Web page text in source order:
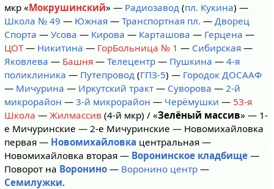
мкр «Мокрушинский» — Радиозавод (пл. Кукина) —
Школа № 49 — Южная— Транспортная пл. — Дворец
Спорта — Усова — Кирова — Карташова — Герцена —
ЦОТ— Никитина — ГорБольница № 1 — Сибирская—
Яковлева — Башня— Телецентр— Пушкина — 4-я
поликлиника — Путепровод (ГПЗ-5) — Городок ДОСААФ
— Мичурина — Иркутский тракт— Суворова — 2-й
микрорайон — 3-й микрорайон — Черёмушки — 53-я
Школа — Жилмассив (4-й мкр) / «Зелёный массив» — 1-
е Мичуринские — 2-е Мичуринские — Новомихайловка
первая — Новомихайловка центральная —
Новомихайловка вторая — Воронинское кладбище—
Поворот на Воронино— Воронино центр—
Семилужки.